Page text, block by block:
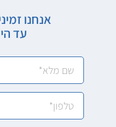
אנחנו
עד